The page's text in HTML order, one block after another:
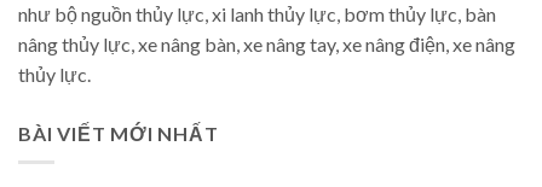
như bộ nguồn thủy lực, xi lanh thủy lực, bơm thủy lực, bàn
nâng thủy lực, xe nâng bàn, xe nâng tay, xe nâng điện, xe nâng
thủy lực.
BÀI VIẾT MỚI NHẤT